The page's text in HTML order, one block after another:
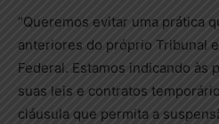
“Queremos evitar uma prática
anteriores do próprio Tribunal
Federal. Estamos indicando às
suas leis e contratos
cláusula que permita a